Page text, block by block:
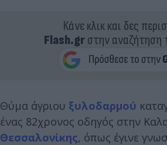
Κάνε κλικ και δες
Flash.grστην αναζήτηση
Θύμα άγριου ξυλοδαρμού
ένας 82χρονος οδηγός στην
Θεσσαλονίκης, όπως έγινε